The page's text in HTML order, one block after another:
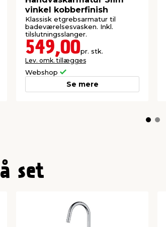
vinkel kobberfinish
Klassisk etgrebsarmatur til
badeværelsesvasken. Inkl.
tilslutningsslanger.
549,00pr. stk.
Lev. omk. tillægges
Webshop
Se mere
set